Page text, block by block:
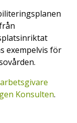
exempelvis för
Konsulten.